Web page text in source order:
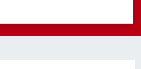
5 stelle su 5
su 5
su 5
5